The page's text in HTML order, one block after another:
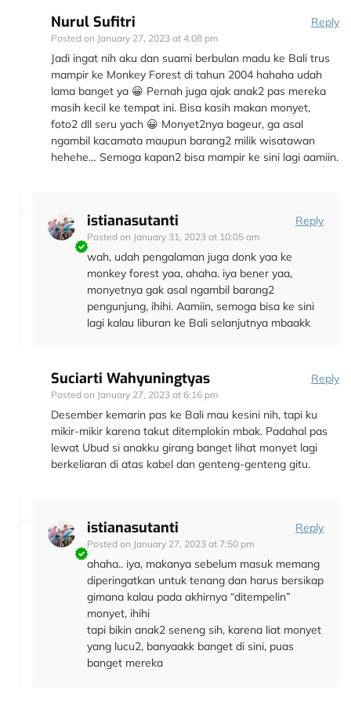
Nurul Sufitri
Posted on January 27, 2023 at 4:08 pm
Reply
Jadi ingat nih aku dan suami berbulan madu ke Bali trus
mampir ke Monkey Forest di tahun 2004 hahaha udah
lama banget ya 😀 Pernah juga ajak anak2 pas mereka
masih kecil ke tempat ini. Bisa kasih makan monyet,
foto2 dll seru yach 😀 Monyet2nya bageur, ga asal
ngambil kacamata maupun barang2 milik wisatawan
hehehe… Semoga kapan2 bisa mampir ke sini lagi aamiin.
istianasutanti
Posted on January 31, 2023 at 10:05 am
Reply
wah, udah pengalaman juga donk yaa ke
monkey forest yaa, ahaha. iya bener yaa,
monyetnya gak asal ngambil barang2
pengunjung, ihihi. Aamiin, semoga bisa ke sini
lagi kalau liburan ke Bali selanjutnya mbaakk
Suciarti Wahyuningtyas
Posted on January 27, 2023 at 6:16 pm
Reply
Desember kemarin pas ke Bali mau kesini nih, tapi ku
mikir-mikir karena takut ditemplokin mbak. Padahal pas
lewat Ubud si anakku girang banget lihat monyet lagi
berkeliaran di atas kabel dan genteng-genteng gitu.
istianasutanti
Posted on January 27, 2023 at 7:50 pm
Reply
ahaha.. iya, makanya sebelum masuk memang
diperingatkan untuk tenang dan harus bersikap
gimana kalau pada akhirnya “ditempelin”
monyet, ihihi
tapi bikin anak2 seneng sih, karena liat monyet
yang lucu2, banyaakk banget di sini, puas
banget mereka